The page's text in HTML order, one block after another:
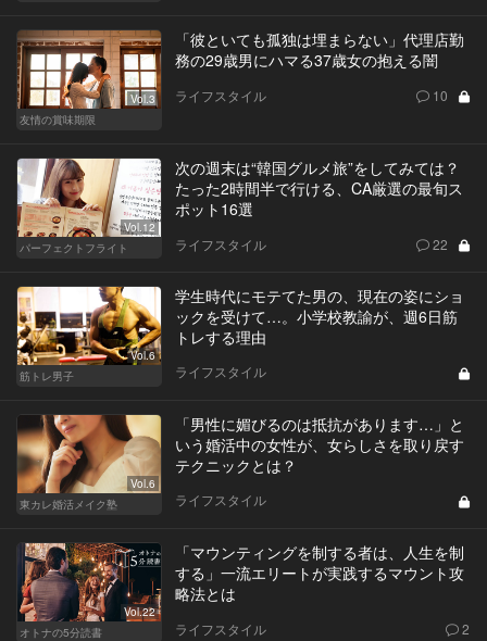
Vol.3
友情の賞味期限
「彼といても孤独は埋まらない」代理店勤
務の29歳男にハマる37歳女の抱える闇
ライフスタイル 10
Vol.12
パーフェクトフライト
次の週末は“韓国グルメ旅”をしてみては？
たった2時間半で行ける、CA厳選の最旬ス
ポット16選
ライフスタイル 22
Vol.6
筋トレ男子
学生時代にモテてた男の、現在の姿にショ
ックを受けて…。小学校教諭が、週6日筋
トレする理由
ライフスタイル
Vol.6
東カレ婚活メイク塾
「男性に媚びるのは抵抗があります…」と
いう婚活中の女性が、女らしさを取り戻す
テクニックとは？
ライフスタイル
Vol.22
オトナの5分読書
「マウンティングを制する者は、人生を制
する」一流エリートが実践するマウント攻
略法とは
ライフスタイル 2